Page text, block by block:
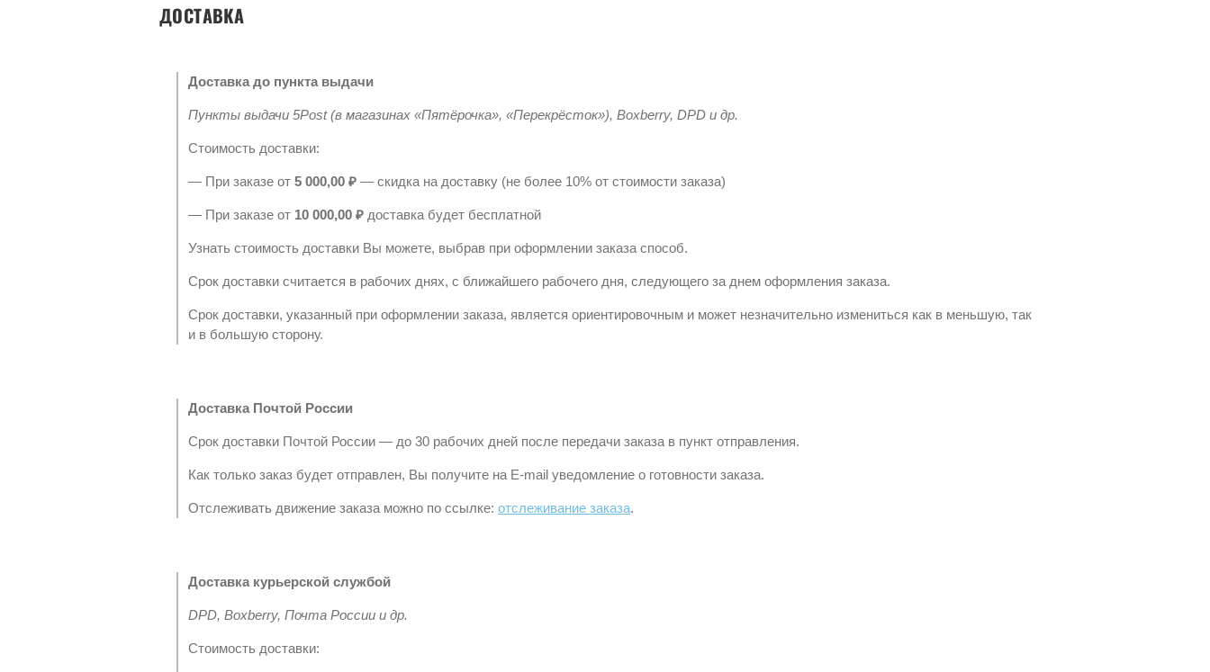
ДОСТАВКА
Доставка до пункта выдачи
Пункты выдачи 5Post (в магазинах «Пятёрочка», «Перекрёсток»), Boxberry, DPD и др.
Стоимость доставки:
— При заказе от 5 000,00 ₽ — скидка на доставку (не более 10% от стоимости заказа)
— При заказе от 10 000,00 ₽ доставка будет бесплатной
Узнать стоимость доставки Вы можете, выбрав при оформлении заказа способ.
Срок доставки считается в рабочих днях, с ближайшего рабочего дня, следующего за днем оформления заказа.
Срок доставки, указанный при оформлении заказа, является ориентировочным и может незначительно измениться как в меньшую, так
и в большую сторону.
Доставка Почтой России
Срок доставки Почтой России — до 30 рабочих дней после передачи заказа в пункт отправления.
Как только заказ будет отправлен, Вы получите на E-mail уведомление о готовности заказа.
Отслеживать движение заказа можно по ссылке: отслеживание заказа.
Доставка курьерской службой
DPD, Boxberry, Почта России и др.
Стоимость доставки: